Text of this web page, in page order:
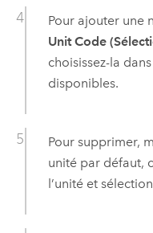
Pour ajouter une
Unit Code
choisissez-la
disponibles.
Pour supprimer,
unité par défaut,
l’unité et